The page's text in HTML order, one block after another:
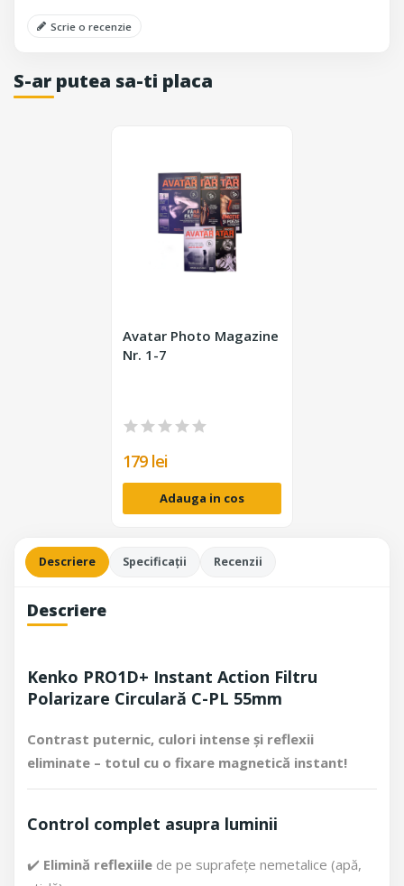
Scrie o recenzie
S-ar putea sa-ti placa
Avatar Photo Magazine
Nr. 1-7
179 lei
Adauga in cos
Descriere Specificații Recenzii
Descriere
Kenko PRO1D+ Instant Action Filtru
Polarizare Circulară C-PL 55mm
Contrast puternic, culori intense și reflexii
eliminate – totul cu o fixare magnetică instant!
Control complet asupra luminii
✔️ Elimină reflexiile de pe suprafețe nemetalice (apă,